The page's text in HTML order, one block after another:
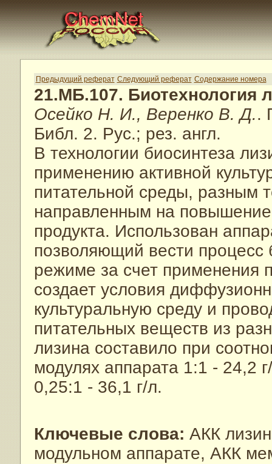
Предыдущий реферат Следующий реферат Содержание номера
21.МБ.107. Биотехнология
Осейко Н. И., Веренко В. Д..
Библ. 2. Рус.; рез. англ.
В технологии биосинтеза
применению активной
питательной среды, разным
направленным на
продукта. Использован
позволяющий вести
режиме за счет применения
создает условия
культуральную среду и
питательных веществ из
лизина составило при
модулях аппарата 1:1 - 24,2
0,25:1 - 36,1 г/л.
Ключевые слова: АКК
модульном аппарате, АКК